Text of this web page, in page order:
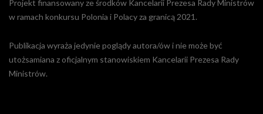
Projekt finansowany ze środków Kancelarii Prezesa Rady Ministrów
w ramach konkursu Polonia i Polacy za granicą 2021.
Publikacja wyraża jedynie poglądy autora/ów i nie może być
utożsamiana z oficjalnym stanowiskiem Kancelarii Prezesa Rady
Ministrów.